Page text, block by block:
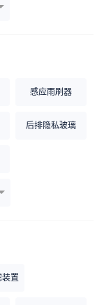
感应雨刷器
后排隐私玻璃
置